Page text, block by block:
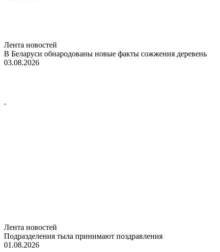
Лента новостей
В Беларуси обнародованы новые факты сожжения деревень
03.08.2026
Лента новостей
Подразделения тыла принимают поздравления
01.08.2026